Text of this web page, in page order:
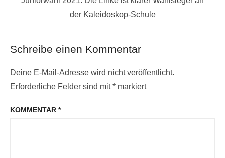
der Kaleidoskop-Schule
Schreibe einen Kommentar
Deine E-Mail-Adresse wird nicht veröffentlicht.
Erforderliche Felder sind mit* markiert
KOMMENTAR *